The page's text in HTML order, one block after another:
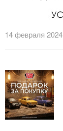
14 февраля 2024